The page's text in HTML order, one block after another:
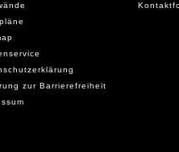
zur Barrierefreiheit